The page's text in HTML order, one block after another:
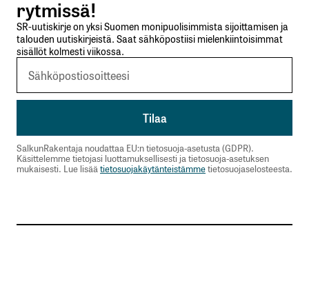
rytmissä!
SR-uutiskirje on yksi Suomen monipuolisimmista sijoittamisen ja
talouden uutiskirjeistä. Saat sähköpostiisi mielenkiintoisimmat
sisällöt kolmesti viikossa.
SalkunRakentaja noudattaa EU:n tietosuoja-asetusta (GDPR).
Käsittelemme tietojasi luottamuksellisesti ja tietosuoja-asetuksen
mukaisesti. Lue lisää tietosuojakäytänteistämmetietosuojaselosteesta.